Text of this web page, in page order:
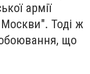
армії
Тоді ж
що